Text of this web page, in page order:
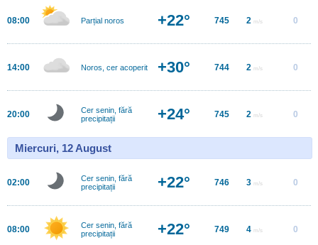
08:00 Parțial noros +22° 745 2 m/s 0
14:00 Noros, cer acoperit +30° 744 2 m/s 0
20:00
Cer senin, fără
precipitații
+24° 745 2 m/s 0
Miercuri, 12 August
02:00
Cer senin, fără
precipitații
+22° 746 3 m/s 0
08:00
Cer senin, fără
precipitații
+22° 749 4 m/s 0